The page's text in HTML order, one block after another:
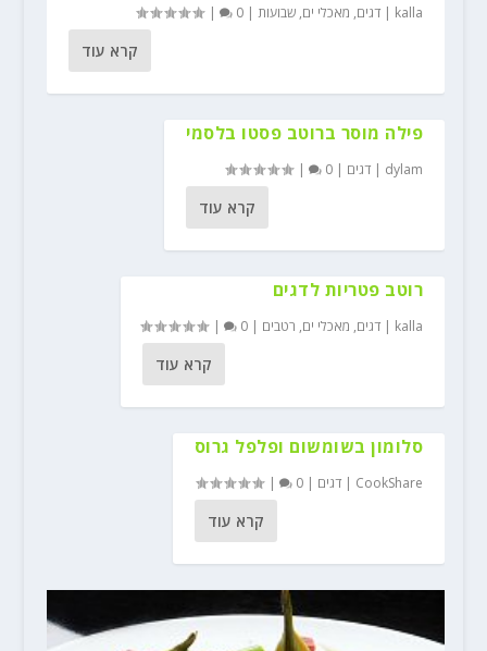
kalla
| דגים, מאכלי ים, שבועות|
0
|
קרא עוד
פילה מוסר ברוטב פסטו בלסמי
dylam
| דגים |
0
|
קרא עוד
רוטב פטריות לדגים
kalla
| דגים, מאכלי ים, רטבים |
0
|
קרא עוד
סלומון בשומשום ופלפל גרוס
CookShare
| דגים |
0
|
קרא עוד